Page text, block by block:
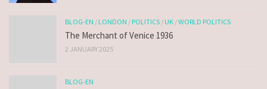
BLOG-EN /LONDON /POLITICS /UK /WORLD POLITICS
The Merchant of Venice 1936
2 JANUARY 2025
BLOG-EN